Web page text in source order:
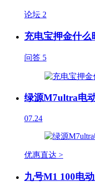
论坛 2
充电宝押金什么
问答 5
绿源M7ultra电
07.24
优惠直达 >
九号M1 100电